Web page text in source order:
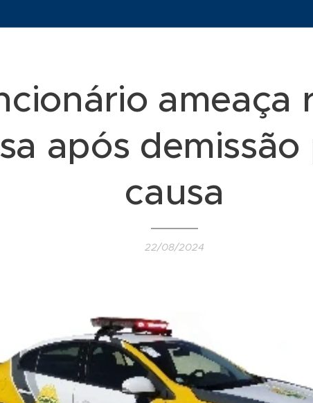
ameaça
após
causa
22/08/2024